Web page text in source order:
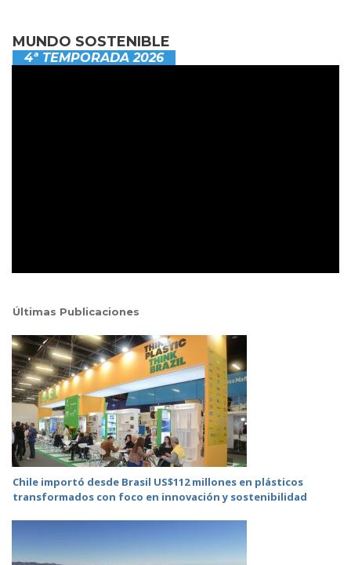
MUNDO SOSTENIBLE
4ª TEMPORADA 2026
Últimas Publicaciones
Chile importó desde Brasil US$112 millones en plásticos
transformados con foco en innovación y sostenibilidad